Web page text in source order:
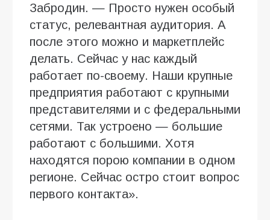
Забродин. — Просто нужен особый
статус, релевантная аудитория. А
после этого можно и маркетплейс
делать. Сейчас у нас каждый
работает по-своему. Наши крупные
предприятия работают с крупными
представителями и с федеральными
сетями. Так устроено — большие
работают с большими. Хотя
находятся порою компании в одном
регионе. Сейчас остро стоит вопрос
первого контакта».